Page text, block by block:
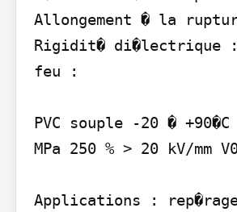
Allongement � la
Rigidit� di�lectrique :
feu :
PVC souple -20 �
MPa 250 % > 20 kV/mm
Applications :